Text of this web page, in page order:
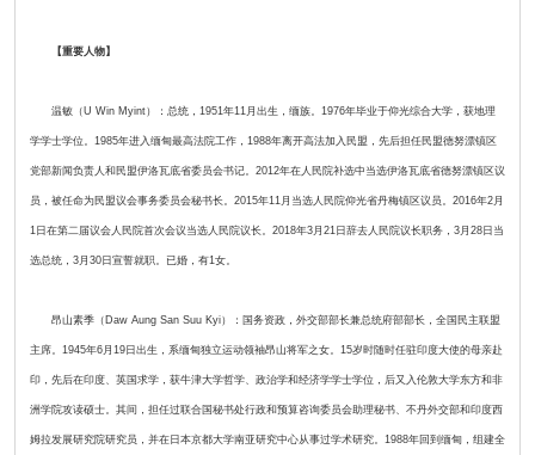
【重要人物】
温敏（U Win Myint）：总统，1951年11月出生，缅族。1976年毕业于仰光综合大学，获地理
学学士学位。1985年进入缅甸最高法院工作，1988年离开高法加入民盟，先后担任民盟德努漂镇区
党部新闻负责人和民盟伊洛瓦底省委员会书记。2012年在人民院补选中当选伊洛瓦底省德努漂镇区议
员，被任命为民盟议会事务委员会秘书长。2015年11月当选人民院仰光省丹梅镇区议员。2016年2月
1日在第二届议会人民院首次会议当选人民院议长。2018年3月21日辞去人民院议长职务，3月28日当
选总统，3月30日宣誓就职。已婚，有1女。
昂山素季（Daw Aung San Suu Kyi）：国务资政，外交部部长兼总统府部部长，全国民主联盟
主席。1945年6月19日出生，系缅甸独立运动领袖昂山将军之女。15岁时随时任驻印度大使的母亲赴
印，先后在印度、英国求学，获牛津大学哲学、政治学和经济学学士学位，后又入伦敦大学东方和非
洲学院攻读硕士。其间，担任过联合国秘书处行政和预算咨询委员会助理秘书、不丹外交部和印度西
姆拉发展研究院研究员，并在日本京都大学南亚研究中心从事过学术研究。1988年回到缅甸，组建全